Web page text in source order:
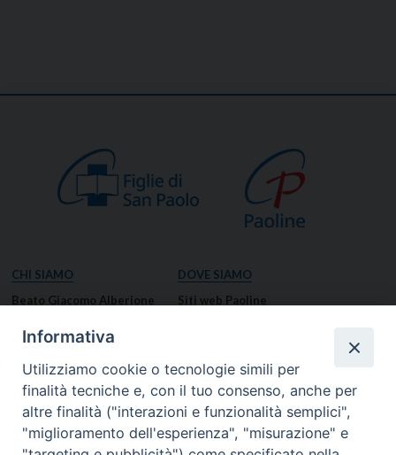
CHI SIAMO
Beato Giacomo Alberione
Missione Paolina
Luoghi delle Origini
Governo Generale
DOVE SIAMO
Siti web Paoline
Notizie dal governo generale
Notizie in breve
RISORSE
Informativa
Utilizziamo cookie o tecnologie simili per
finalità tecniche e, con il tuo consenso, anche per
altre finalità ("interazioni e funzionalità semplici",
"miglioramento dell'esperienza", "misurazione" e